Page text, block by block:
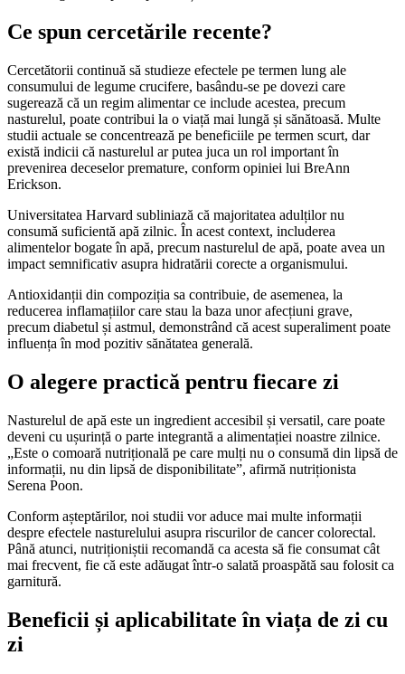
Ce spun cercetările recente?
Cercetătorii continuă să studieze efectele pe termen lung ale
consumului de legume crucifere, basându-se pe dovezi care
sugerează că un regim alimentar ce include acestea, precum
nasturelul, poate contribui la o viață mai lungă și sănătoasă. Multe
studii actuale se concentrează pe beneficiile pe termen scurt, dar
există indicii că nasturelul ar putea juca un rol important în
prevenirea deceselor premature, conform opiniei lui BreAnn
Erickson.
Universitatea Harvard subliniază că majoritatea adulților nu
consumă suficientă apă zilnic. În acest context, includerea
alimentelor bogate în apă, precum nasturelul de apă, poate avea un
impact semnificativ asupra hidratării corecte a organismului.
Antioxidanții din compoziția sa contribuie, de asemenea, la
reducerea inflamațiilor care stau la baza unor afecțiuni grave,
precum diabetul și astmul, demonstrând că acest superaliment poate
influența în mod pozitiv sănătatea generală.
O alegere practică pentru fiecare zi
Nasturelul de apă este un ingredient accesibil și versatil, care poate
deveni cu ușurință o parte integrantă a alimentației noastre zilnice.
„Este o comoară nutrițională pe care mulți nu o consumă din lipsă de
informații, nu din lipsă de disponibilitate”, afirmă nutriționista
Serena Poon.
Conform așteptărilor, noi studii vor aduce mai multe informații
despre efectele nasturelului asupra riscurilor de cancer colorectal.
Până atunci, nutriționiștii recomandă ca acesta să fie consumat cât
mai frecvent, fie că este adăugat într-o salată proaspătă sau folosit ca
garnitură.
Beneficii și aplicabilitate în viața de zi cu
zi